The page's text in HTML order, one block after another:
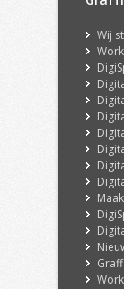
Wij
Maak van